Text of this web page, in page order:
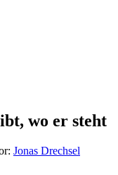
wo er steht
Jonas Drechsel